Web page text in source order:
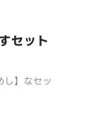
セット
し】なセッ